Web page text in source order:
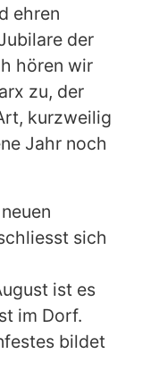
ehren
der
hören wir
zu, der
kurzweilig
Jahr noch
sich
ist es
im Dorf.
bildet